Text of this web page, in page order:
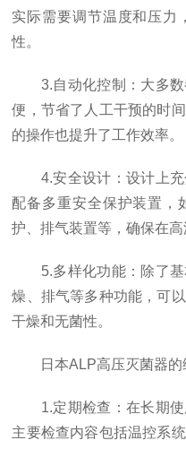
实际需要调节温度和压力
性。
3.自动化控制：大多数
便，节省了人工干预的时
的操作也提升了工作效率。
4.安全设计：设计上充
配备多重安全保护装置，
护、排气装置等，确保在
5.多样化功能：除了基
燥、排气等多种功能，可
干燥和无菌性。
日本ALP高压灭菌器的
1.定期检查：在长期使
主要检查内容包括温控系